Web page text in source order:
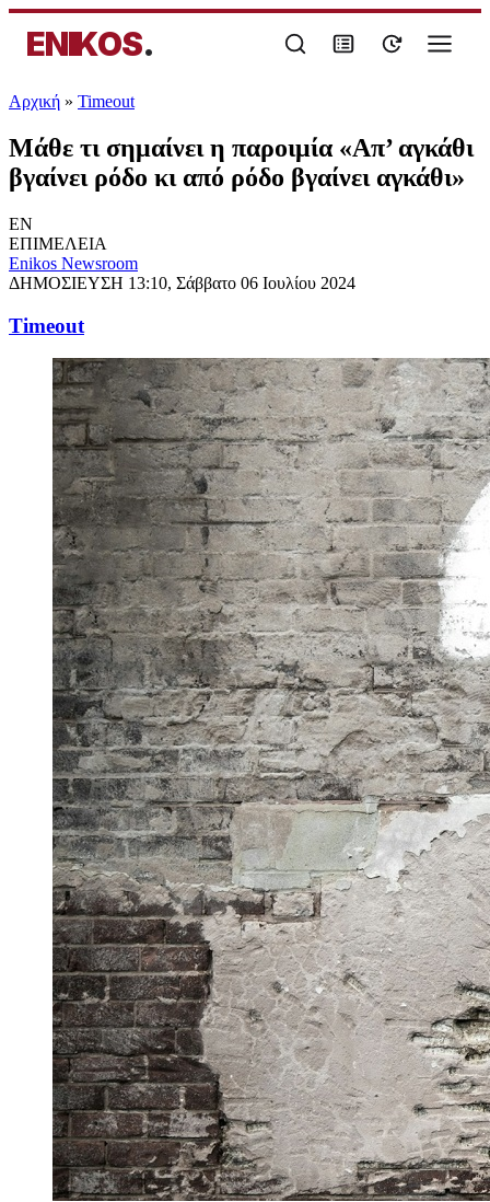
ENIKOS.
Αρχική » Timeout
Μάθε τι σημαίνει η παροιμία «Απ’ αγκάθι
βγαίνει ρόδο κι από ρόδο βγαίνει αγκάθι»
EN
ΕΠΙΜΕΛΕΙΑ
Enikos Newsroom
ΔΗΜΟΣΙΕΥΣΗ 13:10, Σάββατο 06 Ιουλίου 2024
Timeout